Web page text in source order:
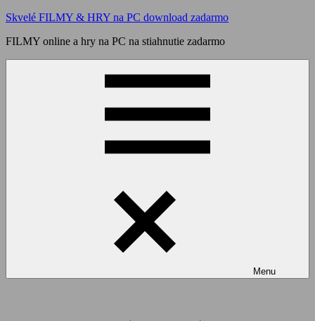
Skip
content
Skvelé FILMY & HRY na PC download zadarmo
FILMY online a hry na PC na stiahnutie zadarmo
Menu